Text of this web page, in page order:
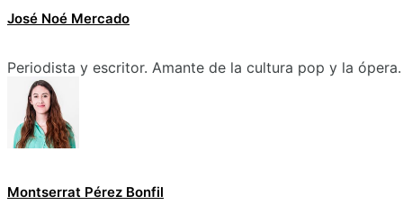
José Noé Mercado
Periodista y escritor. Amante de la cultura pop y la ópera.
Montserrat Pérez Bonfil